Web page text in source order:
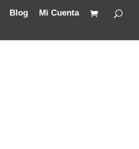
Blog Mi Cuenta